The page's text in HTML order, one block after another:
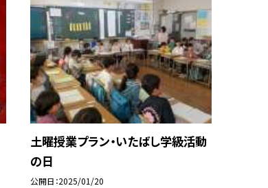
土曜授業プラン・いたばし学級活動
の日
公開日 2025/01/20